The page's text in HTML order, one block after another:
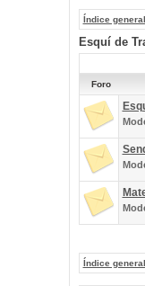
Índice general
Esquí de
Foro
Índice general